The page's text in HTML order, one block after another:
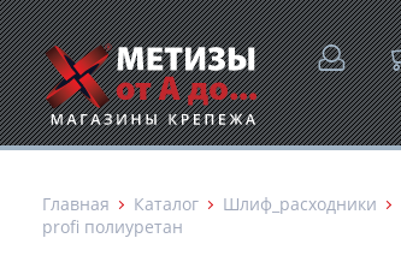
Главная Каталог Шлиф_расходники
profi полиуретан